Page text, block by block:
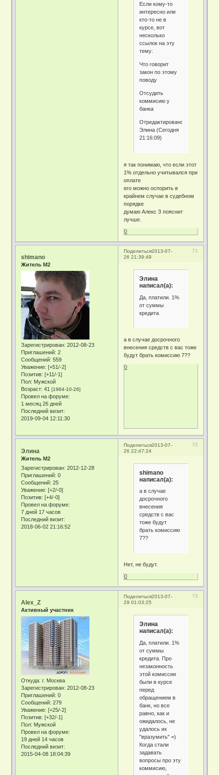
Если кому-то
интересно или
кто-то не в
курсе, вот
несколько
ссылок на эту
тему:
Что говорит
закон по этому
поводу
Отсудить
коммисию у
банка
Отредактировано
Элина (Сегодня
21:16:09)
я так понимаю, что если этот
1% отдельно учитывался при
оплате
его можно оспорить в
крайнем случае в судебном
порядке
думаю Алекс З пояснит
лучше.
0
Поделиться 71
2013-07-
26 21:39:49
shimano
Житель М2
Зарегистрирован: 2012-08-23
Приглашений: 2
Сообщений: 559
Уважение: [+51/-2]
Позитив: [+11/-1]
Пол: Мужской
Возраст: 41[1984-10-26]
Провел на форуме:
1 месяц 26 дней
Последний визит:
2019-09-04 12:11:30
Элина
написал(а):
Да, платили. 1%
от суммы
кредита
а в случае досрочного
внесения средств с вас тоже
будут брать комиссию 7??
0
Поделиться 72
2013-07-
26 22:47:24
Элина
Житель М2
Зарегистрирован: 2012-12-28
Приглашений: 0
Сообщений: 25
Уважение: [+2/-0]
Позитив: [+4/-0]
Провел на форуме:
7 дней 17 часов
Последний визит:
2018-06-02 21:16:52
shimano
написал(а):
а в случае
досрочного
внесения
средств с вас
тоже будут
брать комиссию
7??
Нет, не будут.
0
Поделиться 73
2013-07-
29 01:03:25
Alex_Z
Активный участник
Откуда: г. Москва
Зарегистрирован: 2012-08-23
Приглашений: 0
Сообщений: 279
Уважение: [+25/-2]
Позитив: [+32/-1]
Пол: Мужской
Провел на форуме:
19 дней 14 часов
Последний визит:
2015-04-08 18:04:39
Элина
написал(а):
Да, платили. 1%
от суммы
кредита. Про
незаконность
этой комиссии
были в курсе
перед
обращением в
банк, но все
равно, как и
ожидалось, не
удалось их
"вразумить" =)
Когда стали
задавать
вопросы про эту
коммисию,